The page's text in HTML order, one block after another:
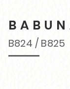
B824 / B825